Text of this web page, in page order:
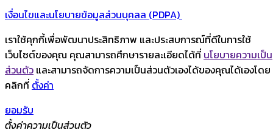
เงื่อนไขและนโยบายข้อมูลส่วนบุคลล (PDPA)
เราใช้คุกกี้เพื่อพัฒนาประสิทธิภาพ และประสบการณ์ที่ดีในการใช้
เว็บไซต์ของคุณ คุณสามารถศึกษารายละเอียดได้ที่ นโยบายความเป็น
ส่วนตัว และสามารถจัดการความเป็นส่วนตัวเองได้ของคุณได้เองโดย
คลิกที่ ตั้งค่า
ยอมรับ
ตั้งค่าความเป็นส่วนตัว